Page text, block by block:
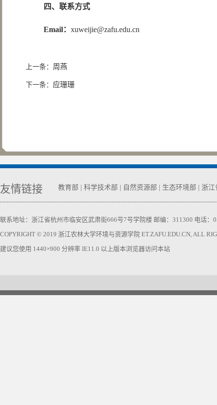
四、联系方式
Email： xuweijie@zafu.edu.cn
上一条： 周燕
下一条： 应珊珊
友情链接 教育部 科学技术部 自然资源部 生态环境部 浙江
联系地址：浙江省杭州市临安区武肃街666号7号学院楼 邮编：311300 电话：
COPYRIGHT © 2019 浙江农林大学环境与资源学院 ET.ZAFU.EDU.CN, ALL
建议您使用 1440×900 分辨率 IE11.0 以上版本浏览器访问本站